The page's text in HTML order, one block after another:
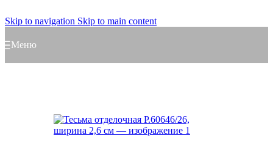
Skip to navigation Skip to main content
Меню